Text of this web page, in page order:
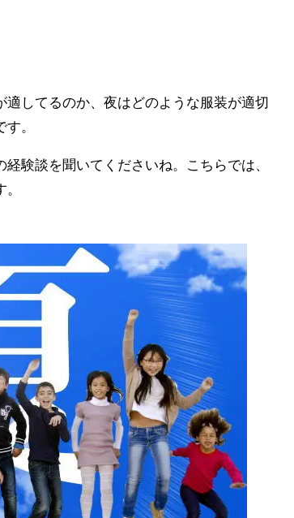
してるのか、夜はどのような服装が適切
。
験談を聞いてくださいね。こちらでは、